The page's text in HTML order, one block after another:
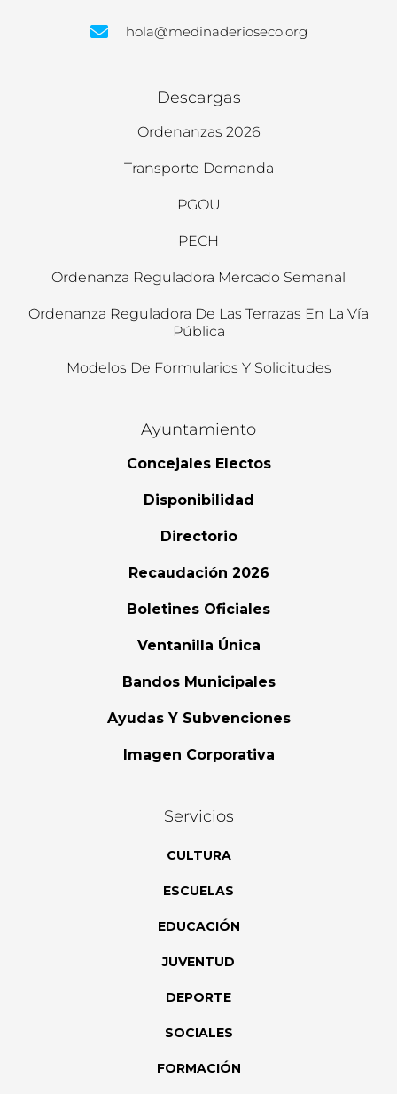
hola@medinaderioseco.org
Descargas
Ordenanzas 2026
Transporte Demanda
PGOU
PECH
Ordenanza Reguladora Mercado Semanal
Ordenanza Reguladora De Las Terrazas En La Vía
Pública
Modelos De Formularios Y Solicitudes
Ayuntamiento
Concejales Electos
Disponibilidad
Directorio
Recaudación 2026
Boletines Oficiales
Ventanilla Única
Bandos Municipales
Ayudas Y Subvenciones
Imagen Corporativa
Servicios
CULTURA
ESCUELAS
EDUCACIÓN
JUVENTUD
DEPORTE
SOCIALES
FORMACIÓN